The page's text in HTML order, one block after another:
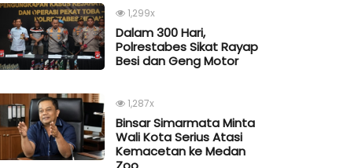
1,299x
Dalam 300 Hari,
Polrestabes Sikat Rayap
Besi dan Geng Motor
1,287x
Binsar Simarmata Minta
Wali Kota Serius Atasi
Kemacetan ke Medan